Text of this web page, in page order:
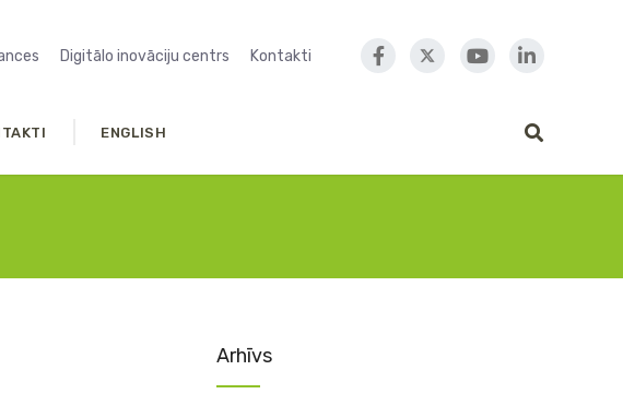
Digitālo inovāciju centrs Kontakti
ENGLISH
Arhīvs